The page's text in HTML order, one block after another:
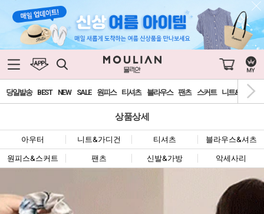
당일발송 BEST NEW SALE 원피스 티셔츠 블라우스 팬츠 스커트 니트&가디건
상품상세
아우터 니트&가디건 티셔츠 블라우스&셔츠
원피스&스커트 팬츠 신발&가방 악세사리